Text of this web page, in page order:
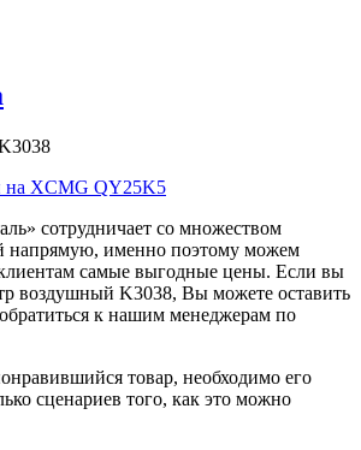
на XCMG QY25K5
сотрудничает со множеством
напрямую, именно поэтому можем
самые выгодные цены. Если вы
воздушный K3038, Вы можете оставить
к нашим менеджерам по
товар, необходимо его
сценариев того, как это можно